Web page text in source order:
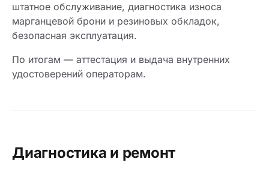
штатное обслуживание, диагностика износа
марганцевой брони и резиновых обкладок,
безопасная эксплуатация.
По итогам — аттестация и выдача внутренних
удостоверений операторам.
Диагностика и ремонт